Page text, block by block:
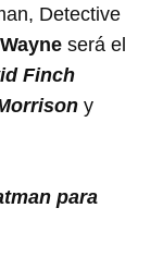
Detective
será el
Finch
y
para